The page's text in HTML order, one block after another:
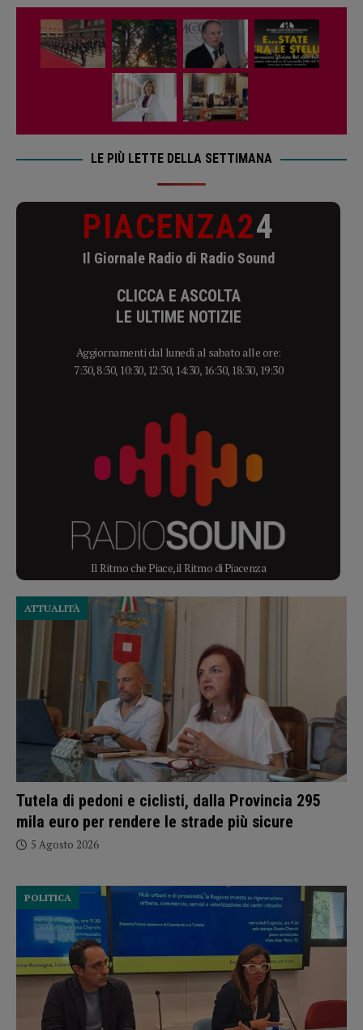
LE PIÙ LETTE DELLA SETTIMANA
PIACENZA24
Il Giornale Radio di Radio Sound
CLICCA E ASCOLTA
LE ULTIME NOTIZIE
Aggiornamenti dal lunedì al sabato alle ore:
7:30, 8:30, 10:30, 12:30, 14:30, 16:30, 18:30, 19:30
Il Ritmo che Piace, il Ritmo di Piacenza
Tutela di pedoni e ciclisti, dalla Provincia 295
mila euro per rendere le strade più sicure
ATTUALITÀ
5 Agosto 2026
POLITICA